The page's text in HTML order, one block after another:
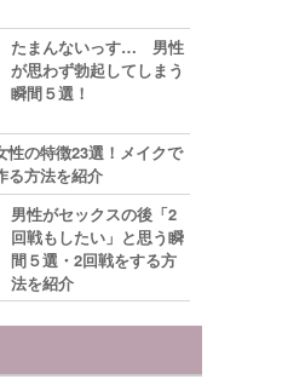
たまんないっす… 男性
が思わず勃起してしまう
瞬間５選！
性の特徴23選！メイクで
る方法を紹介
男性がセックスの後「2
回戦もしたい」と思う瞬
間５選・2回戦をする方
法を紹介